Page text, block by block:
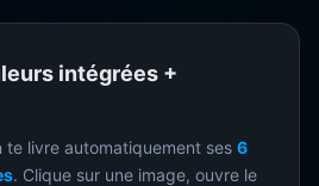
intégrées +
te livre automatiquement ses 6
. Clique sur une image, ouvre le